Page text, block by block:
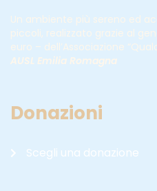
Un ambiente più sereno ed
piccoli, realizzato grazie al
euro – dell’Associazione
AUSL Emilia Romagna
Donazioni
Scegli una donazione